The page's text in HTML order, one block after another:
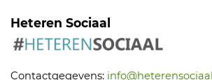
Heteren Sociaal
Contactgegevens: